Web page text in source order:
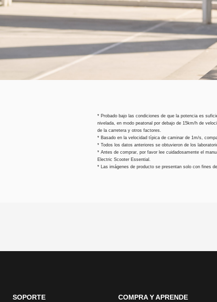
* Probado bajo las condiciones de que la potencia es
nivelada, en modo peatonal por debajo de 15km/h de
de la carretera y otros factores.
* Basado en la velocidad típica de caminar de 1m/s,
* Todos los datos anteriores se obtuvieron de los
* Antes de comprar, por favor lee cuidadosamente el
Electric Scooter Essential.
* Las imágenes de producto se presentan solo con fines
SOPORTE COMPRA Y APRENDE